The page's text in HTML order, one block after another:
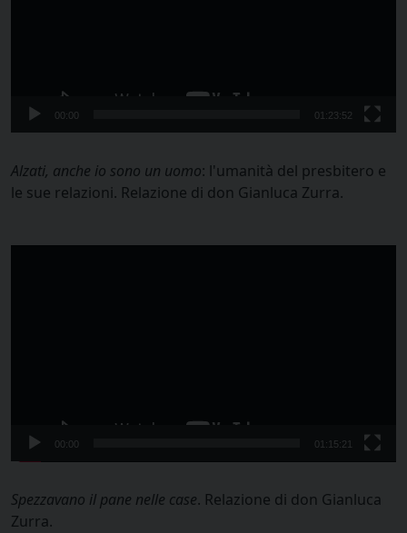
00:00 01:23:52
Alzati, anche io sono un uomo: l'umanità del presbitero e
le sue relazioni. Relazione di don Gianluca Zurra.
00:00 01:15:21
Spezzavano il pane nelle case. Relazione di don Gianluca
Zurra.